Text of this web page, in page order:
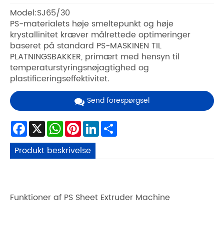
Model:SJ65/30
PS-materialets høje smeltepunkt og høje
krystallinitet kræver målrettede optimeringer
baseret på standard PS-MASKINEN TIL
PLATNINGSBAKKER, primært med hensyn til
temperaturstyringsnøjagtighed og
plastificeringseffektivitet.
Send forespørgsel
Facebook
X WhatsApp
Pinterest
LinkedIn
Produkt beskrivelse
Funktioner af PS Sheet Extruder Machine